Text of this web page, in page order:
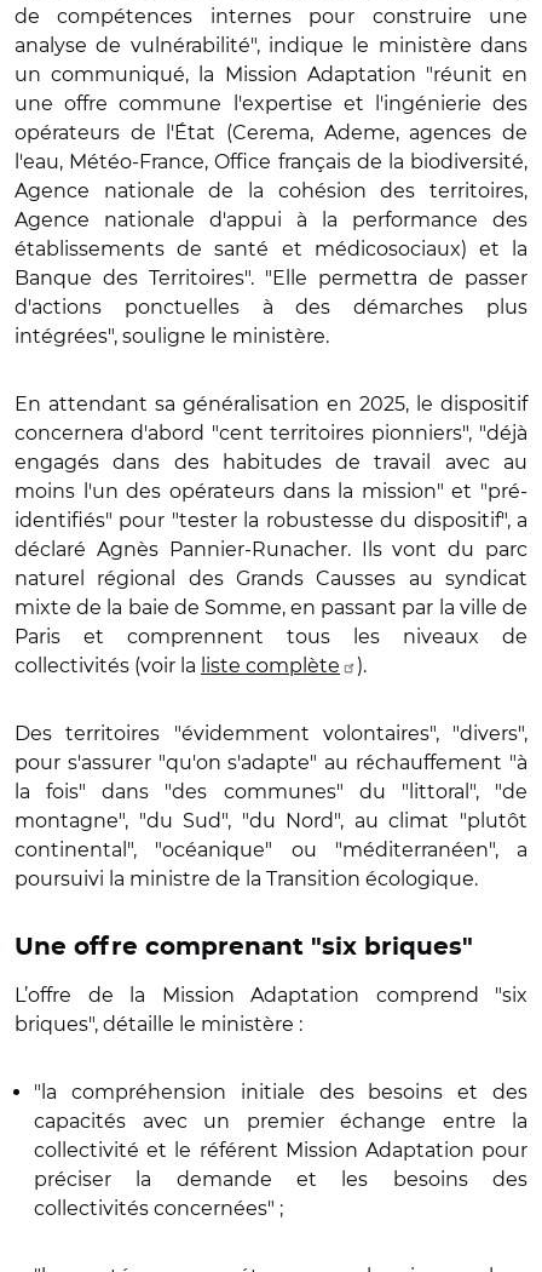
de compétences internes pour construire une
analyse de vulnérabilité", indique le ministère dans
un communiqué, la Mission Adaptation "réunit en
une offre commune l'expertise et l'ingénierie des
opérateurs de l'État (Cerema, Ademe, agences de
l'eau, Météo-France, Office français de la biodiversité,
Agence nationale de la cohésion des territoires,
Agence nationale d'appui à la performance des
établissements de santé et médicosociaux) et la
Banque des Territoires". "Elle permettra de passer
d'actions ponctuelles à des démarches plus
intégrées", souligne le ministère.
En attendant sa généralisation en 2025, le dispositif
concernera d'abord "cent territoires pionniers", "déjà
engagés dans des habitudes de travail avec au
moins l'un des opérateurs dans la mission" et "pré-
identifiés" pour "tester la robustesse du dispositif", a
déclaré Agnès Pannier-Runacher. Ils vont du parc
naturel régional des Grands Causses au syndicat
mixte de la baie de Somme, en passant par la ville de
Paris et comprennent tous les niveaux de
collectivités (voir la liste complète ).
Des territoires "évidemment volontaires", "divers",
pour s'assurer "qu'on s'adapte" au réchauffement "à
la fois" dans "des communes" du "littoral", "de
montagne", "du Sud", "du Nord", au climat "plutôt
continental", "océanique" ou "méditerranéen", a
poursuivi la ministre de la Transition écologique.
Une offre comprenant "six briques"
L’offre de la Mission Adaptation comprend "six
briques", détaille le ministère :
"la compréhension initiale des besoins et des
capacités avec un premier échange entre la
collectivité et le référent Mission Adaptation pour
préciser la demande et les besoins des
collectivités concernées" ;